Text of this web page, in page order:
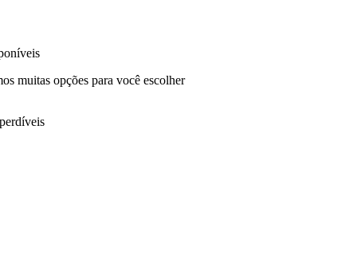
muitas opções para você escolher